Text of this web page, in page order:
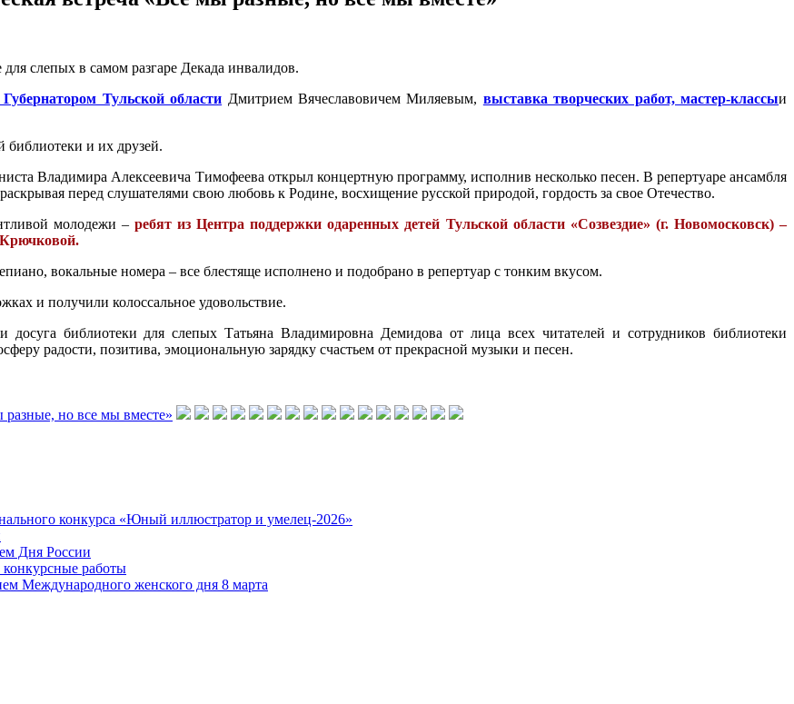
слепых в самом разгаре Декада инвалидов.
Губернатором Тульской области Дмитрием Вячеславовичем Миляевым, выставка творческих работ, мастер-классыи
библиотеки и их друзей.
Владимира Алексеевича Тимофеева открыл концертную программу, исполнив несколько песен. В репертуаре ансамбля
перед слушателями свою любовь к Родине, восхищение русской природой, гордость за свое Отечество.
молодежи –ребят из Центра поддержки одаренных детей Тульской области «Созвездие» (г. Новомосковск) –
вокальные номера – все блестяще исполнено и подобрано в репертуар с тонким вкусом.
и получили колоссальное удовольствие.
библиотеки для слепых Татьяна Владимировна Демидова от лица всех читателей и сотрудников библиотеки
радости, позитива, эмоциональную зарядку счастьем от прекрасной музыки и песен.
конкурса «Юный иллюстратор и умелец-2026»
Дня России
работы
Международного женского дня 8 марта